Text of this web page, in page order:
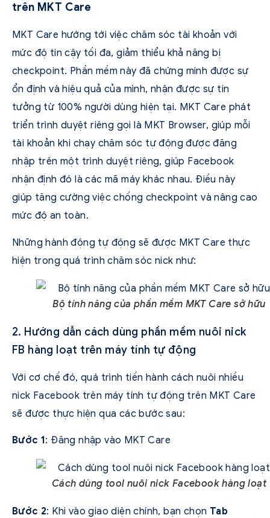
trên MKT Care
MKT Care hướng tới việc chăm sóc tài khoản với
mức độ tin cậy tối đa, giảm thiểu khả năng bị
checkpoint. Phần mềm này đã chứng minh được sự
ổn định và hiệu quả của mình, nhận được sự tin
tưởng từ 100% người dùng hiện tại. MKT Care phát
triển trình duyệt riêng gọi là MKT Browser, giúp mỗi
tài khoản khi chạy chăm sóc tự động được đăng
nhập trên một trình duyệt riêng, giúp Facebook
nhận định đó là các mã máy khác nhau. Điều này
giúp tăng cường việc chống checkpoint và nâng cao
mức độ an toàn.
Những hành động tự động sẽ được MKT Care thực
hiện trong quá trình chăm sóc nick như:
Bộ tính năng của phần mềm MKT Care sở hữu
2. Hướng dẫn cách dùng phần mềm nuôi nick
FB hàng loạt trên máy tính tự động
Với cơ chế đó, quá trình tiến hành cách nuôi nhiều
nick Facebook trên máy tính tự động trên MKT Care
sẽ được thực hiện qua các bước sau:
Bước 1: Đăng nhập vào MKT Care
Cách dùng tool nuôi nick Facebook hàng loạt
Bước 2: Khi vào giao diện chính, bạn chọn Tab